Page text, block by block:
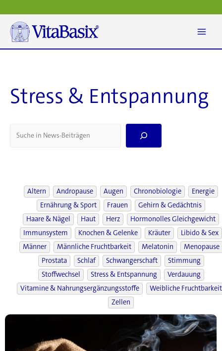
Inhalt
springen
Stress & Entspannung
Altern
Andropause Augen Chronobiologie
Energie
Ernährung & Sport
Frauen
Gehirn & Gedächtnis
Haare & Nägel
Haut Herz
Hormonolles Gleichgewicht
Immunsystem
Knochen & Gelenke Kräuter
Libido & Sex
Männer
Männliche Fruchtbarkeit Melatonin
Menopause
Prostata
Schlaf Schwangerschaft
Stimmung
Stoffwechsel
Stress & Entspannung
Verdauung
Vitamine & Nahrungsergänzungsstoffe
Weibliche Fruchtbarkeit
Zellen